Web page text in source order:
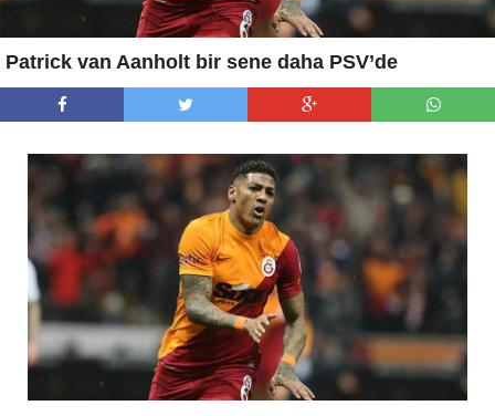
Patrick van Aanholt bir sene daha PSV’de